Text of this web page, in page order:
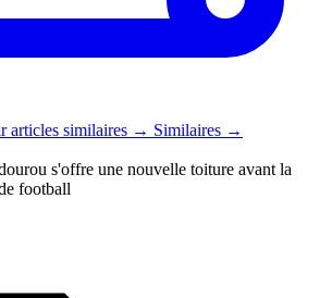
articles similaires → Similaires →